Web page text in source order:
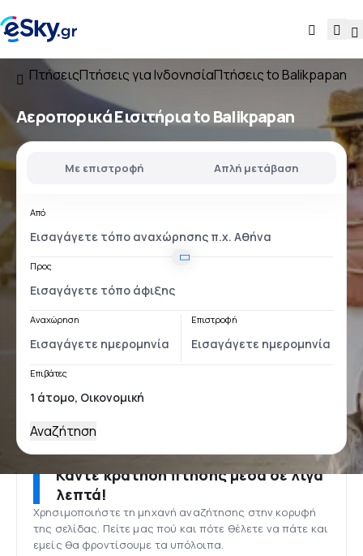
ΠτήσειςΠτήσεις για ΙνδονησίαΠτήσεις to Balikpapan
Αεροπορικά Εισιτήρια to Balikpapan
Με επιστροφή Απλή μετάβαση
Από
Προς
Αναχώρηση Επιστροφή
Επιβάτες
Αναζήτηση
Κάντε κράτηση πτήσης μέσα σε λίγα
λεπτά!
Χρησιμοποιήστε τη μηχανή αναζήτησης στην κορυφή
της σελίδας. Πείτε μας πού και πότε θέλετε να πάτε και
εμείς θα φροντίσουμε τα υπόλοιπα.